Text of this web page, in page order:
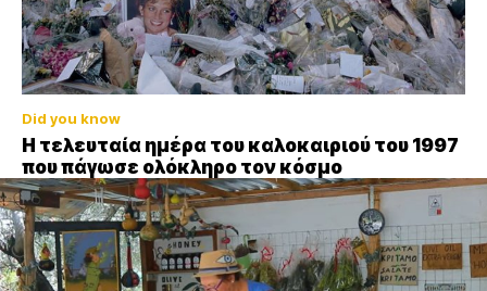
Did you know
Η τελευταία ημέρα του καλοκαιριού του 1997
που πάγωσε ολόκληρο τον κόσμο